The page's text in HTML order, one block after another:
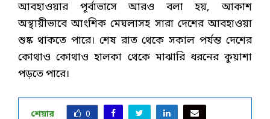
আবহাওয়ার পূর্বাভাসে আরও বলা হয়, আকাশ
অস্থায়ীভাবে আংশিক মেঘলাসহ সারা দেশের আবহাওয়া
শুষ্ক থাকতে পারে। শেষ রাত থেকে সকাল পর্যন্ত দেশের
কোথাও কোথাও হালকা থেকে মাঝারি ধরনের কুয়াশা
পড়তে পারে।
শেয়ার 0